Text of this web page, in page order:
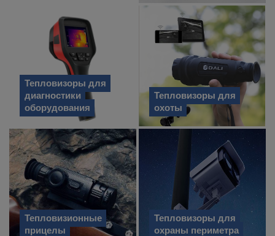
Тепловизоры для
диагностики
оборудования
Тепловизоры для
охоты
Тепловизионные
прицелы
Тепловизоры для
охраны периметра